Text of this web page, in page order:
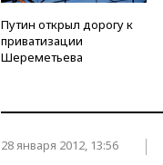
Путин открыл дорогу к
приватизации
Шереметьева
28 января 2012, 13:56